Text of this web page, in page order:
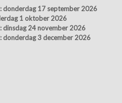
donderdag 17 september 2026
1 oktober 2026
dinsdag 24 november 2026
donderdag 3 december 2026